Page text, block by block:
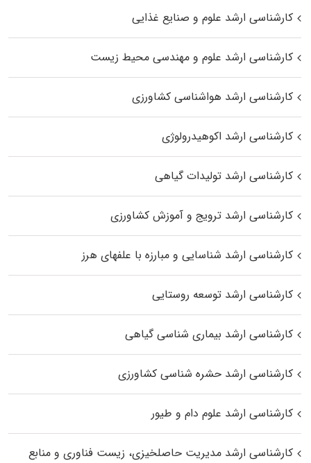
کارشناسی ارشد علوم و صنایع غذایی
کارشناسی ارشد علوم و مهندسی محیط زیست
کارشناسی ارشد هواشناسی کشاورزی
کارشناسی ارشد اکوهیدرولوژی
کارشناسی ارشد تولیدات گیاهی
کارشناسی ارشد ترویج و آموزش کشاورزی
کارشناسی ارشد شناسایی و مبارزه با علفهای هرز
کارشناسی ارشد توسعه روستایی
کارشناسی ارشد بیماری‌ شناسی گیاهی
کارشناسی ارشد حشره‌ شناسی کشاورزی
کارشناسی ارشد علوم دام و طیور
کارشناسی ارشد مدیریت حاصلخیزی، زیست فناوری و منابع